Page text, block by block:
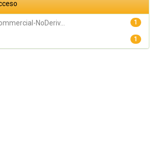
1
NoDeriv...
1